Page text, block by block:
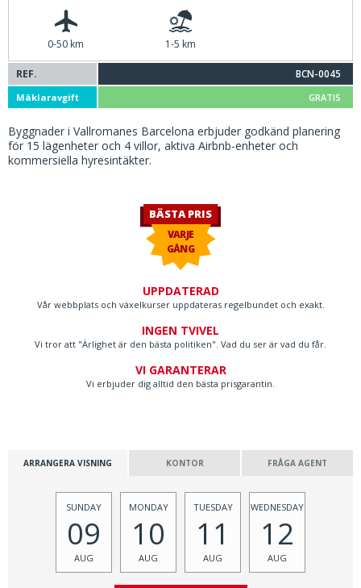
0-50 km 1-5 km
REF. BCN-0045
Mäklaravgift GRATIS
Byggnader i Vallromanes Barcelona erbjuder godkänd planering
för 15 lägenheter och 4 villor, aktiva Airbnb-enheter och
kommersiella hyresintäkter.
BÄSTA PRIS
VARJE
GÅNG
UPPDATERAD
Vår webbplats och växelkurser uppdateras regelbundet och exakt.
INGEN TVIVEL
Vi tror att "Ärlighet är den bästa politiken". Vad du ser är vad du får.
VI GARANTERAR
Vi erbjuder dig alltid den bästa prisgarantin.
ARRANGERA VISNING KONTOR FRÅGA AGENT
SUNDAY
09
AUG
MONDAY
10
AUG
TUESDAY
11
AUG
WEDNESDAY
12
AUG